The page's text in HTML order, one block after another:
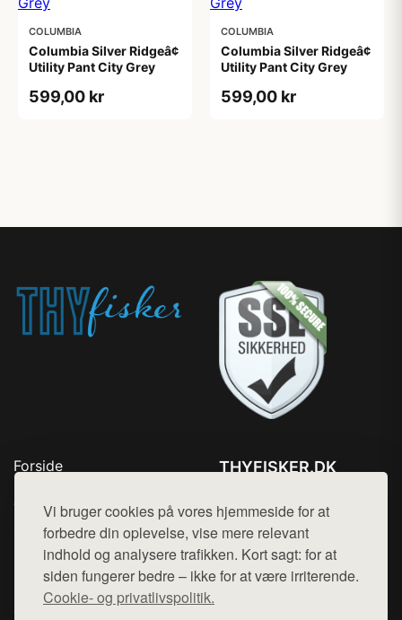
Vi bruger cookies på vores hjemmeside for at
forbedre din oplevelse, vise mere relevant
indhold og analysere trafikken. Kort sagt: for at
siden fungerer bedre – ikke for at være irriterende.
Cookie- og privatlivspolitik.
COLUMBIA
Columbia Silver Ridgeâ¢
Utility Pant City Grey
599,00 kr
COLUMBIA
Columbia Silver Ridgeâ¢
Utility Pant City Grey
599,00 kr
Forside
Top Rabatter
Kontakt
THYFISKER.DK
Mail: hej@want.dk
Cookie- og privatlivspolitik